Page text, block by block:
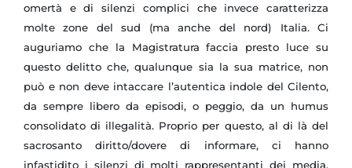
omertà e di silenzi complici che invece caratterizza
molte zone del sud (ma anche del nord) Italia. Ci
auguriamo che la Magistratura faccia presto luce su
questo delitto che, qualunque sia la sua matrice, non
può e non deve intaccare l’autentica indole del Cilento,
da sempre libero da episodi, o peggio, da un humus
consolidato di illegalità. Proprio per questo, al di là del
sacrosanto diritto/dovere di informare, ci hanno
infastidito i silenzi di molti rappresentanti dei media,